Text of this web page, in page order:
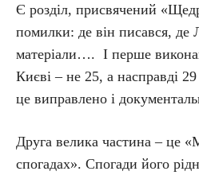
Є розділ, присвячений
помилки: де він писався, де
матеріали…. І перше
Києві – не 25, а насправді
це виправлено і
Друга велика частина – це
спогадах». Спогади його